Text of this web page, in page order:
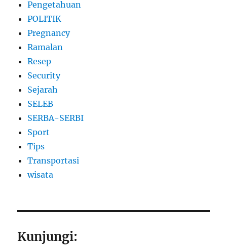
Pengetahuan
POLITIK
Pregnancy
Ramalan
Resep
Security
Sejarah
SELEB
SERBA-SERBI
Sport
Tips
Transportasi
wisata
Kunjungi: